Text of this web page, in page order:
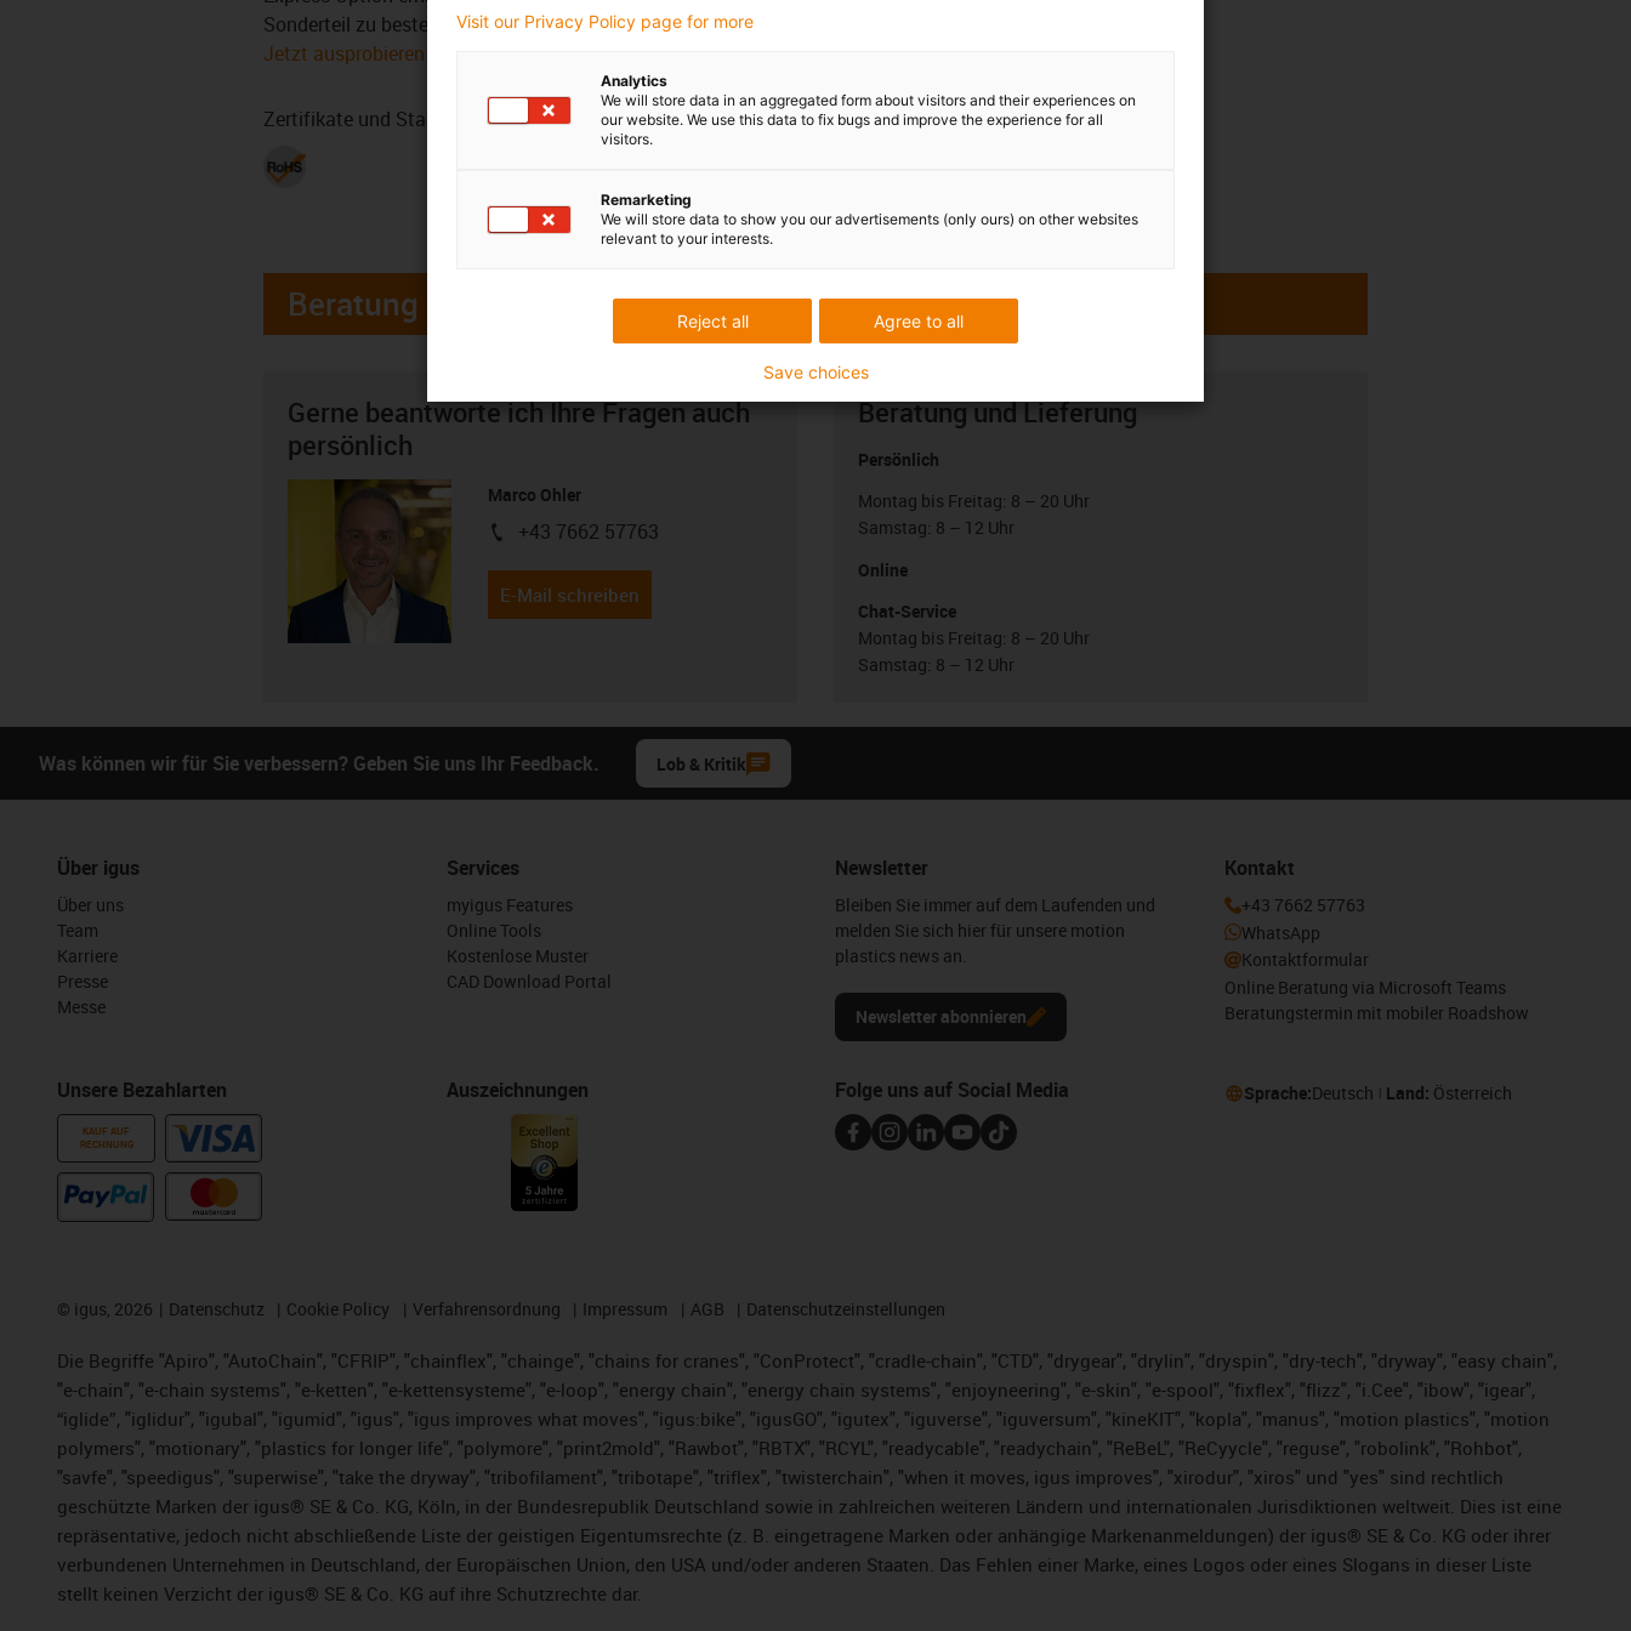
Sonderteil zu bestellen.
Jetzt ausprobieren
Zertifikate und Standards
Beratung
Gerne beantworte ich Ihre Fragen auch
persönlich
Marco Ohler
igus-icon-phone
+43 7662 57763
E-Mail schreiben
Beratung und Lieferung
Persönlich
Montag bis Freitag: 8 – 20 Uhr
Samstag: 8 – 12 Uhr
Online
Chat-Service
Montag bis Freitag: 8 – 20 Uhr
Samstag: 8 – 12 Uhr
Was können wir für Sie verbessern? Geben Sie uns Ihr Feedback. Lob & Kritik
Über igus
Über uns
Team
Karriere
Presse
Messe
Unsere Bezahlarten
KAUF AUF
RECHNUNG
Services
myigus Features
Online Tools
Kostenlose Muster
CAD Download Portal
Auszeichnungen
Newsletter
Bleiben Sie immer auf dem Laufenden und
melden Sie sich hier für unsere motion
plastics news an.
Newsletter abonnieren
Kontakt
+43 7662 57763
WhatsApp
Kontaktformular
Online Beratung via Microsoft Teams
Beratungstermin mit mobiler Roadshow
Folge uns auf Social Media Sprache:Deutsch Land: Österreich
© igus, 2026 Datenschutz Cookie Policy Verfahrensordnung Impressum AGB Datenschutzeinstellungen
Die Begriffe "Apiro", "AutoChain", "CFRIP", "chainflex", "chainge", "chains for cranes", "ConProtect", "cradle-chain", "CTD", "drygear", "drylin", "dryspin", "dry-tech", "dryway", "easy chain",
"e-chain", "e-chain systems", "e-ketten", "e-kettensysteme", "e-loop", "energy chain", "energy chain systems", "enjoyneering", "e-skin", "e-spool", "fixflex", "flizz", "i.Cee", "ibow", "igear",
“iglide”, "iglidur", "igubal", "igumid", "igus", "igus improves what moves", "igus:bike", "igusGO", "igutex", "iguverse", "iguversum", "kineKIT", "kopla", "manus", "motion plastics", "motion
polymers", "motionary", "plastics for longer life", "polymore", "print2mold", "Rawbot", "RBTX", "RCYL", "readycable", "readychain", "ReBeL", "ReCyycle", "reguse", "robolink", "Rohbot",
"savfe", "speedigus", "superwise", "take the dryway", "tribofilament", "tribotape", "triflex", "twisterchain", "when it moves, igus improves", "xirodur", "xiros" und "yes" sind rechtlich
geschützte Marken der igus® SE & Co. KG, Köln, in der Bundesrepublik Deutschland sowie in zahlreichen weiteren Ländern und internationalen Jurisdiktionen weltweit. Dies ist eine
repräsentative, jedoch nicht abschließende Liste der geistigen Eigentumsrechte (z. B. eingetragene Marken oder anhängige Markenanmeldungen) der igus® SE & Co. KG oder ihrer
verbundenen Unternehmen in Deutschland, der Europäischen Union, den USA und/oder anderen Staaten. Das Fehlen einer Marke, eines Logos oder eines Slogans in dieser Liste
stellt keinen Verzicht der igus® SE & Co. KG auf ihre Schutzrechte dar.
Visit our Privacy Policy page for more
Analytics
We will store data in an aggregated form about visitors and their experiences on
our website. We use this data to fix bugs and improve the experience for all
visitors.
Remarketing
We will store data to show you our advertisements (only ours) on other websites
relevant to your interests.
Agree to all
Reject all
Save choices